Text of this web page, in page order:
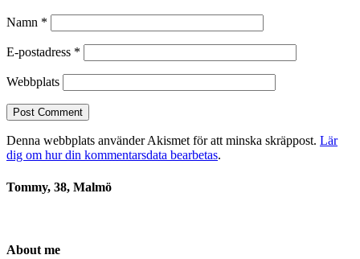
Namn *
E-postadress *
Webbplats
Denna webbplats använder Akismet för att minska skräppost. Lär
dig om hur din kommentarsdata bearbetas.
Tommy, 38, Malmö
About me